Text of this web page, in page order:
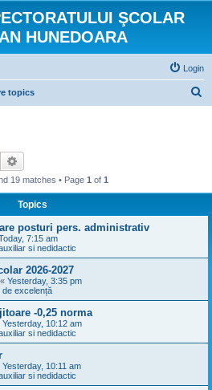
ŞCOLAR
HUNEDOARA
Login
topics
Search
19 matches • Page 1 of 1
Topics
posturi pers. administrativ
7:15 am
si nedidactic
2026-2027
« Yesterday, 3:35 pm
de excelență
-0,25 norma
Yesterday, 10:12 am
si nedidactic
Yesterday, 10:11 am
si nedidactic